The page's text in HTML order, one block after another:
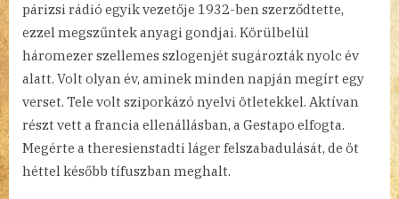
párizsi rádió egyik vezetője 1932-ben szerződtette,
ezzel megszűntek anyagi gondjai. Körülbelül
háromezer szellemes szlogenjét sugározták nyolc év
alatt. Volt olyan év, aminek minden napján megírt egy
verset. Tele volt sziporkázó nyelvi ötletekkel. Aktívan
részt vett a francia ellenállásban, a Gestapo elfogta.
Megérte a theresienstadti láger felszabadulását, de öt
héttel később tífuszban meghalt.